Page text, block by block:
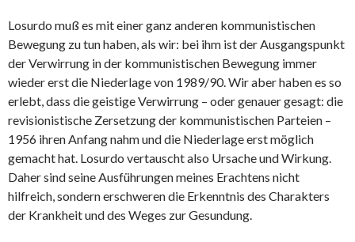
Losurdo muß es mit einer ganz anderen kommunistischen
Bewegung zu tun haben, als wir: bei ihm ist der Ausgangspunkt
der Verwirrung in der kommunistischen Bewegung immer
wieder erst die Niederlage von 1989/90. Wir aber haben es so
erlebt, dass die geistige Verwirrung – oder genauer gesagt: die
revisionistische Zersetzung der kommunistischen Parteien –
1956 ihren Anfang nahm und die Niederlage erst möglich
gemacht hat. Losurdo vertauscht also Ursache und Wirkung.
Daher sind seine Ausführungen meines Erachtens nicht
hilfreich, sondern erschweren die Erkenntnis des Charakters
der Krankheit und des Weges zur Gesundung.